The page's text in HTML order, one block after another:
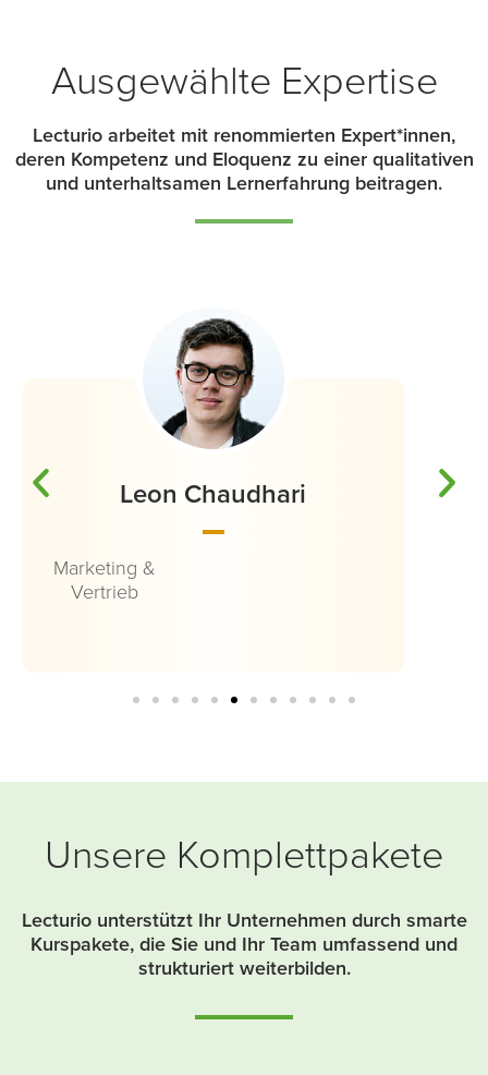
Ausgewählte Expertise
Lecturio arbeitet mit renommierten Expert*innen,
deren Kompetenz und Eloquenz zu einer qualitativen
und unterhaltsamen Lernerfahrung beitragen.
Alexander Plath
Unsere Komplettpakete
Lecturio unterstützt Ihr Unternehmen durch smarte
Kurspakete, die Sie und Ihr Team umfassend und
strukturiert weiterbilden.